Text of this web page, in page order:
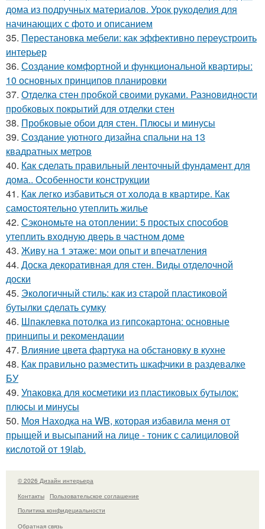
дома из подручных материалов. Урок рукоделия для
начинающих с фото и описанием
35. Перестановка мебели: как эффективно переустроить
интерьер
36. Создание комфортной и функциональной квартиры:
10 основных принципов планировки
37. Отделка стен пробкой своими руками. Разновидности
пробковых покрытий для отделки стен
38. Пробковые обои для стен. Плюсы и минусы
39. Создание уютного дизайна спальни на 13
квадратных метров
40. Как сделать правильный ленточный фундамент для
дома.. Особенности конструкции
41. Как легко избавиться от холода в квартире. Как
самостоятельно утеплить жилье
42. Сэкономьте на отоплении: 5 простых способов
утеплить входную дверь в частном доме
43. Живу на 1 этаже: мои опыт и впечатления
44. Доска декоративная для стен. Виды отделочной
доски
45. Экологичный стиль: как из старой пластиковой
бутылки сделать сумку
46. Шпаклевка потолка из гипсокартона: основные
принципы и рекомендации
47. Влияние цвета фартука на обстановку в кухне
48. Как правильно разместить шкафчики в раздевалке
БУ
49. Упаковка для косметики из пластиковых бутылок:
плюсы и минусы
50. Моя Находка на WB, которая избавила меня от
прыщей и высыпаний на лице - тоник с салициловой
кислотой от 19lab.
© 2026 Дизайн интерьера
Контакты
Пользовательское соглашение
Политика конфидециальности
Обратная связь